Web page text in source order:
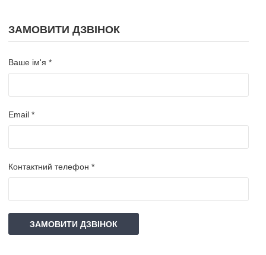
ЗАМОВИТИ ДЗВІНОК
Ваше ім'я *
Email *
Контактний телефон *
ЗАМОВИТИ ДЗВІНОК